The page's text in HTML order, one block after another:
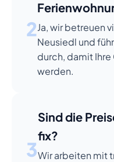
2Ja, wir betreuen
Neusiedl und
durch, damit
werden.
3
Sind die
fix?
Wir arbeiten mit